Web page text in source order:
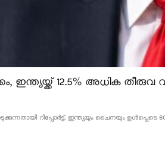
12.5% അധിക തീരുവ
റിപ്പോർട്ട്. ഇന്ത്യയും ചൈനയും ഉൾപ്പെടെ